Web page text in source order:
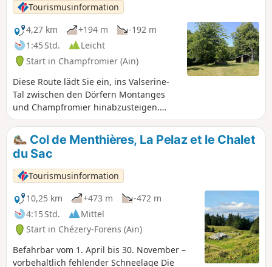
Tourismusinformation
4,27 km
+194 m
-192 m
1:45 Std.
Leicht
Start in Champfromier (Ain)
Diese Route lädt Sie ein, ins Valserine-
Tal zwischen den Dörfern Montanges
und Champfromier hinabzusteigen.
Wald, Wiesen und frische Luft erwarten
Sie!
Col de Menthières, La Pelaz et le Chalet
du Sac
Tourismusinformation
10,25 km
+473 m
-472 m
4:15 Std.
Mittel
Start in Chézery-Forens (Ain)
Befahrbar vom 1. April bis 30. November –
vorbehaltlich fehlender Schneelage Die